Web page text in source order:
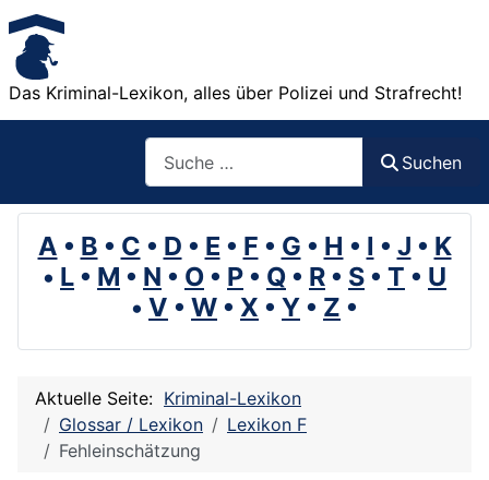
Das Kriminal-Lexikon, alles über Polizei und Strafrecht!
Suchen
A • B • C • D • E • F • G • H • I • J • K
• L • M • N • O • P • Q • R • S • T • U
• V • W • X • Y • Z •
Aktuelle Seite: Kriminal-Lexikon
Glossar / Lexikon
Lexikon F
Fehleinschätzung